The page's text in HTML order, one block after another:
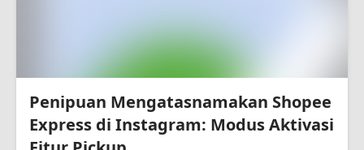
Penipuan Mengatasnamakan Shopee
Express di Instagram: Modus Aktivasi